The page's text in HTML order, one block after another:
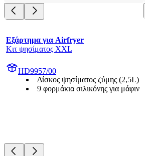
Εξάρτημα για Airfryer
Κιτ ψησίματος XXL
HD9957/00
Δίσκος ψησίματος ζύμης (2,5L)
9 φορμάκια σιλικόνης για μάφιν